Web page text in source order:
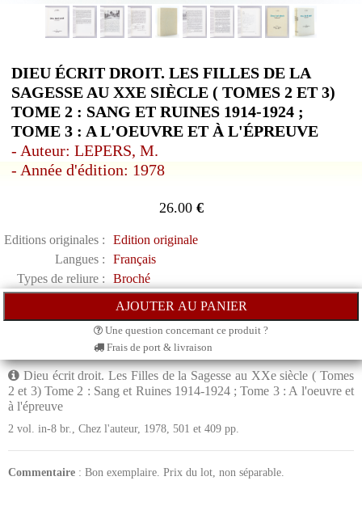
DIEU ÉCRIT DROIT. LES FILLES DE LA
SAGESSE AU XXE SIÈCLE ( TOMES 2 ET 3)
TOME 2 : SANG ET RUINES 1914-1924 ;
TOME 3 : A L'OEUVRE ET À L'ÉPREUVE
- Auteur: LEPERS, M.
- Année d'édition: 1978
26.00€
Editions originales :
Edition originale
Langues :
Français
Types de reliure :
Broché
Une question concernant ce produit ?
Frais de port & livraison
Dieu écrit droit. Les Filles de la Sagesse au XXe siècle ( Tomes
2 et 3) Tome 2 : Sang et Ruines 1914-1924 ; Tome 3 : A l'oeuvre et
à l'épreuve
2 vol. in-8 br., Chez l'auteur, 1978, 501 et 409 pp.
Commentaire : Bon exemplaire. Prix du lot, non séparable.